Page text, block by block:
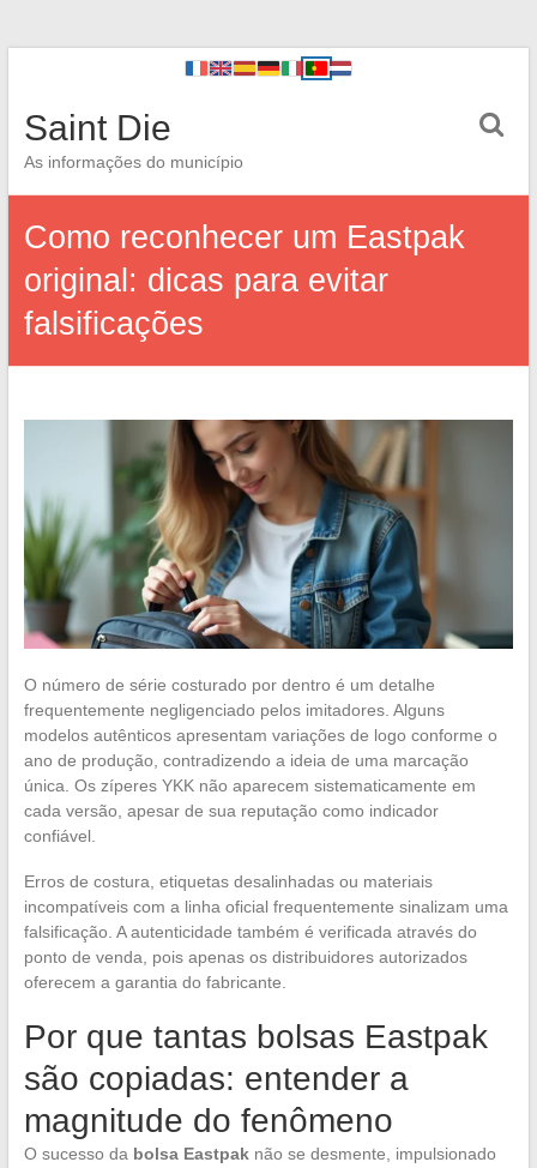
Saint Die
As informações do município
Como reconhecer um Eastpak
original: dicas para evitar
falsificações
O número de série costurado por dentro é um detalhe
frequentemente negligenciado pelos imitadores. Alguns
modelos autênticos apresentam variações de logo conforme o
ano de produção, contradizendo a ideia de uma marcação
única. Os zíperes YKK não aparecem sistematicamente em
cada versão, apesar de sua reputação como indicador
confiável.
Erros de costura, etiquetas desalinhadas ou materiais
incompatíveis com a linha oficial frequentemente sinalizam uma
falsificação. A autenticidade também é verificada através do
ponto de venda, pois apenas os distribuidores autorizados
oferecem a garantia do fabricante.
Por que tantas bolsas Eastpak
são copiadas: entender a
magnitude do fenômeno
O sucesso da bolsa Eastpaknão se desmente, impulsionado